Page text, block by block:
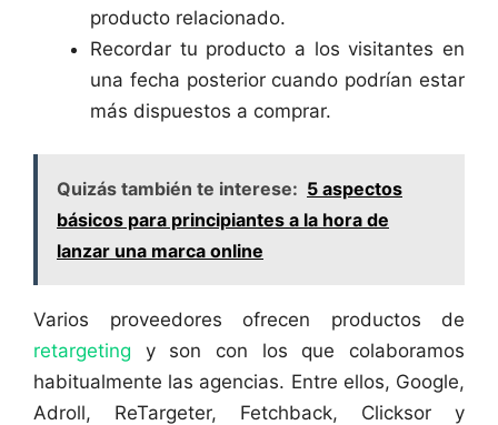
producto relacionado.
Recordar tu producto a los visitantes en
una fecha posterior cuando podrían estar
más dispuestos a comprar.
Quizás también te interese: 5 aspectos
básicos para principiantes a la hora de
lanzar una marca online
Varios proveedores ofrecen productos de
retargeting y son con los que colaboramos
habitualmente las agencias. Entre ellos, Google,
Adroll, ReTargeter, Fetchback, Clicksor y